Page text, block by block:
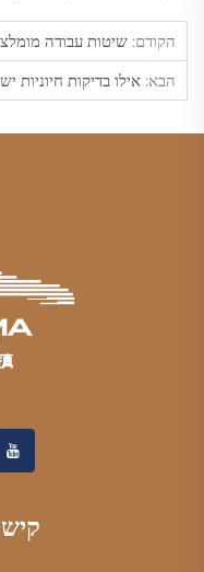
הקודם: שיטות עבודה
הבא: אילו בדיקות חיוניות